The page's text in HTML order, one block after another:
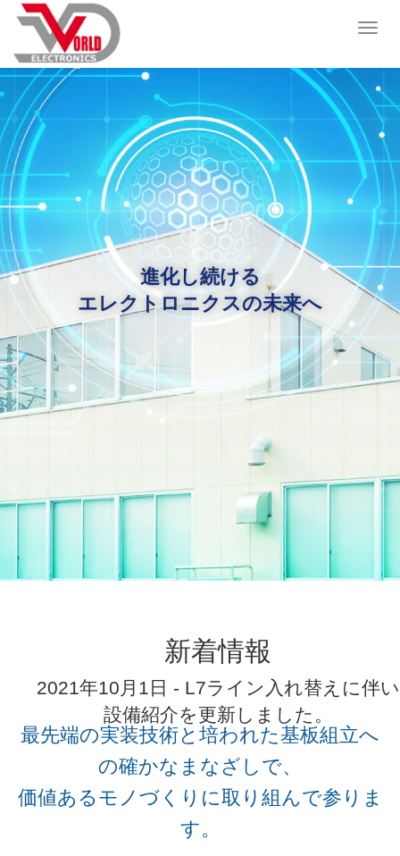
T
g
g
n
a
a
t
i
o
n
進化し続ける
エレクトロニクスの未来へ
新着情報
2021年10月1日 - L7ライン入れ替えに伴い
設備紹介を更新しました。
最先端の実装技術と培われた基板組立へ
の確かなまなざしで、
価値あるモノづくりに取り組んで参りま
す。